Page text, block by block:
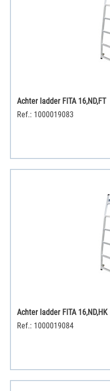
Achter ladder FITA 16,ND,FT
Ref.: 1000019083
Achter ladder FITA 16,ND,HK
Ref.: 1000019084